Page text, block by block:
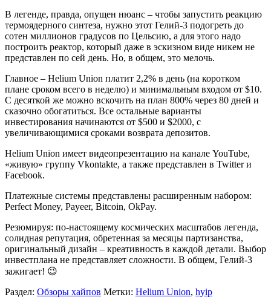
В легенде, правда, опущен нюанс – чтобы запустить реакцию
термоядерного синтеза, нужно этот Гелий-3 подогреть до
сотен миллионов градусов по Цельсию, а для этого надо
построить реактор, который даже в эскизном виде никем не
представлен по сей день. Но, в общем, это мелочь.
Главное – Helium Union платит 2,2% в день (на коротком
плане сроком всего в неделю) и минимальным входом от $10.
С десяткой же можно вскочить на план 800% через 80 дней и
сказочно обогатиться. Все остальные варианты
инвестирования начинаются от $500 и $2000, с
увеличивающимися сроками возврата депозитов.
Helium Union имеет видеопрезентацию на канале YouTube,
«живую» группу Vkontakte, а также представлен в Twitter и
Facebook.
Платежные системы представлены расширенным набором:
Perfect Money, Payeer, Bitcoin, OkPay.
Резюмируя: по-настоящему космических масштабов легенда,
солидная репутация, обретенная за месяцы партизанства,
оригинальный дизайн – креативность в каждой детали. Выбор
инвестплана не представляет сложности. В общем, Гелий-3
зажигает! 😉
Раздел: Обзоры хайпов Метки: Helium Union, hyip